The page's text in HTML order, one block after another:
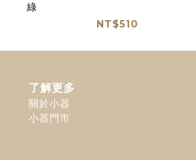
綠
NT$510
了解更多
關於小器
小器門市